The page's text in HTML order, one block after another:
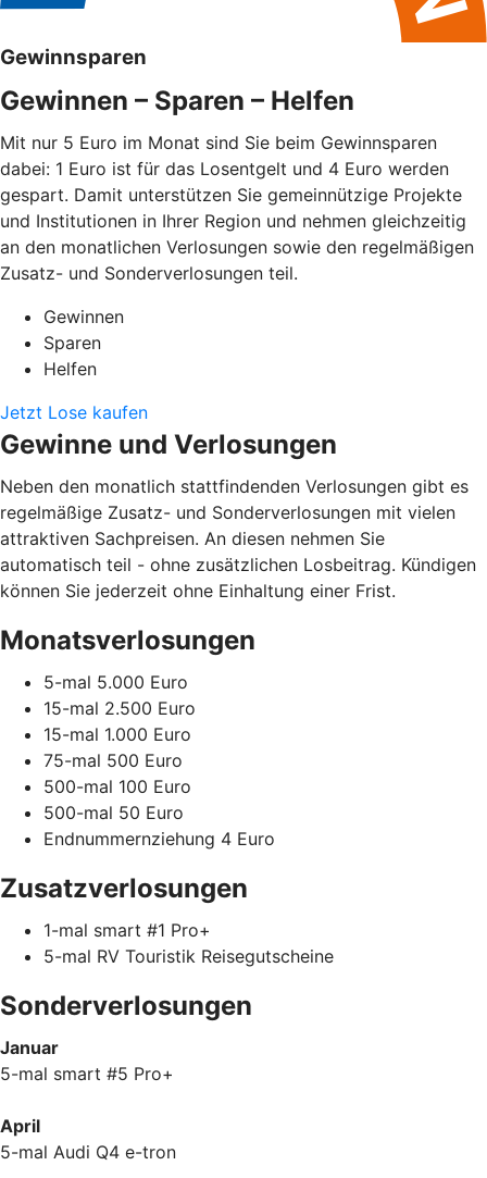
Gewinnsparen
Gewinnen – Sparen – Helfen
Mit nur 5 Euro im Monat sind Sie beim Gewinnsparen
dabei: 1 Euro ist für das Losentgelt und 4 Euro werden
gespart. Damit unterstützen Sie gemeinnützige Projekte
und Institutionen in Ihrer Region und nehmen gleichzeitig
an den monatlichen Verlosungen sowie den regelmäßigen
Zusatz- und Sonderverlosungen teil.
Gewinnen
Sparen
Helfen
Jetzt Lose kaufen
Gewinne und Verlosungen
Neben den monatlich stattfindenden Verlosungen gibt es
regelmäßige Zusatz- und Sonderverlosungen mit vielen
attraktiven Sachpreisen. An diesen nehmen Sie
automatisch teil - ohne zusätzlichen Losbeitrag. Kündigen
können Sie jederzeit ohne Einhaltung einer Frist.
Monatsverlosungen
5-mal 5.000 Euro
15-mal 2.500 Euro
15-mal 1.000 Euro
75-mal 500 Euro
500-mal 100 Euro
500-mal 50 Euro
Endnummernziehung 4 Euro
Zusatzverlosungen
1-mal smart #1 Pro+
5-mal RV Touristik Reisegutscheine
Sonderverlosungen
Januar
5-mal smart #5 Pro+
April
5-mal Audi Q4 e-tron